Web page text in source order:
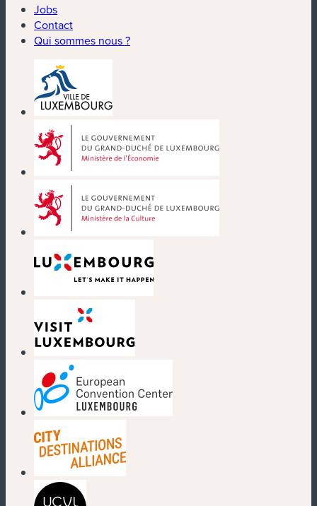
Jobs
Contact
Qui sommes nous ?